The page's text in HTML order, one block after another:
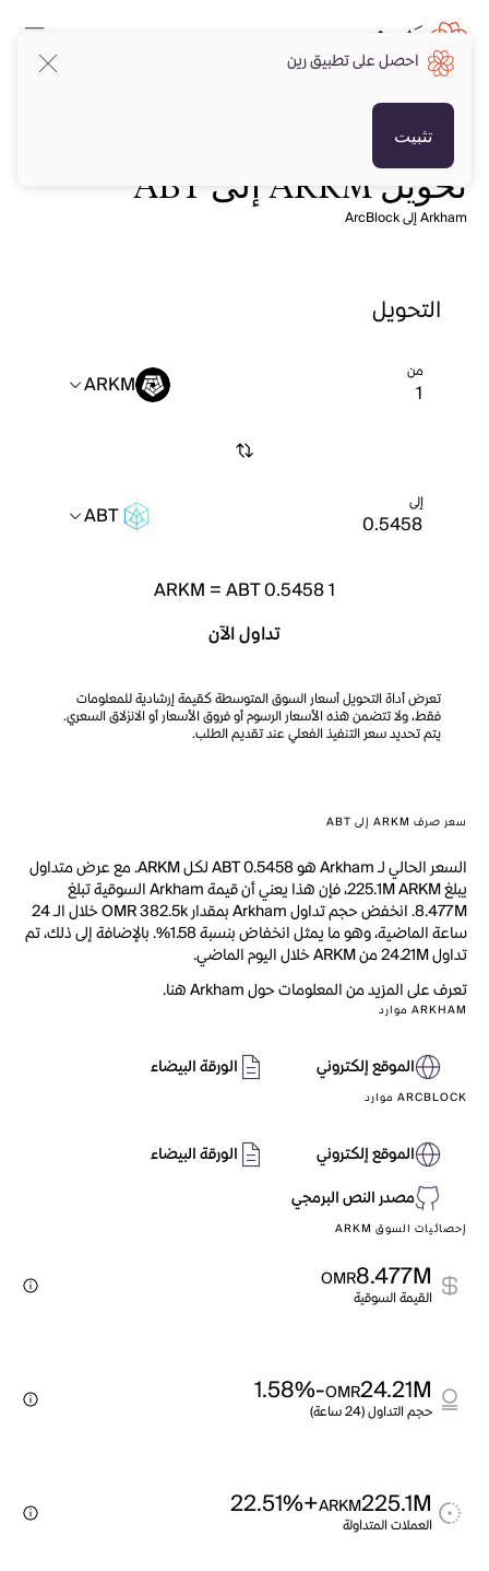
تحويل ARKM إلى ABT
Arkham إلى ArcBlock
التحويل
من ARKM
إلى ABT
1
ARKM =ABT 0.5458
تداول الآن
تعرض أداة التحويل أسعار السوق المتوسطة كقيمة إرشادية للمعلومات
فقط، ولا تتضمن هذه الأسعار الرسوم أو فروق الأسعار أو الانزلاق السعري.
يتم تحديد سعر التنفيذ الفعلي عند تقديم الطلب.
سعر صرف ARKM إلى ABT
السعر الحالي لـ Arkham هو ABT 0.5458 لكل ARKM. مع عرض متداول
يبلغ 225.1M ARKM، فإن هذا يعني أن قيمة Arkham السوقية تبلغ
8.477M. انخفض حجم تداول Arkham بمقدار OMR 382.5k خلال الـ 24
ساعة الماضية، وهو ما يمثل انخفاض بنسبة 1.58%. بالإضافة إلى ذلك، تم
تداول 24.21M من ARKM خلال اليوم الماضي.
تعرف على المزيد من المعلومات حول Arkham هنا.
ARKHAM موارد
الموقع إلكتروني الورقة البيضاء
ARCBLOCK موارد
الموقع إلكتروني
الورقة البيضاء
مصدر النص البرمجي
إحصائيات السوق ARKM
8.477M
OMR
القيمة السوقية
24.21M
OMR
-1.58%
حجم التداول (24 ساعة)
225.1M
ARKM
+22.51%
العملات المتداولة
احصل على تطبيق رين
تثبيت